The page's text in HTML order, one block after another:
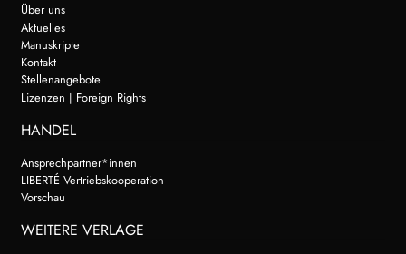
Über uns
Aktuelles
Manuskripte
Kontakt
Stellenangebote
Lizenzen | Foreign Rights
HANDEL
Ansprechpartner*innen
LIBERTÉ Vertriebskooperation
Vorschau
WEITERE VERLAGE